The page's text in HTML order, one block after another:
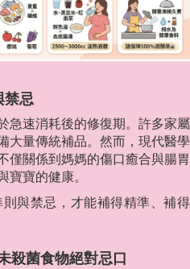
禁忌
急速消耗後的修復期。許多家屬
大量傳統補品。然而，現代醫學
僅關係到媽媽的傷口癒合與腸胃
寶的健康。
與禁忌，才能補得精準、補得
殺菌食物絕對忌口